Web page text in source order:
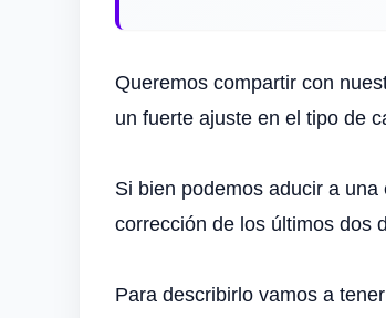
Queremos compartir con
un fuerte ajuste en el tipo de
Si bien podemos aducir a
corrección de los últimos dos
Para describirlo vamos a